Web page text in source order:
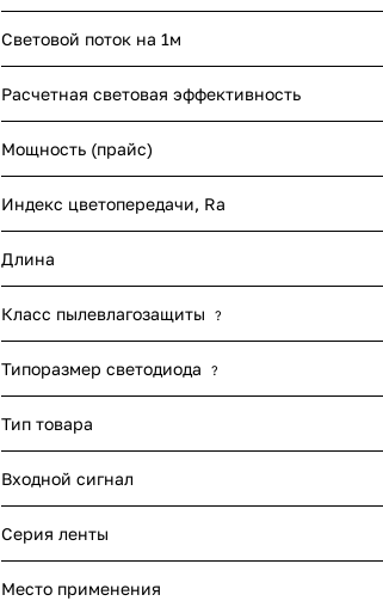
Световой поток на 1м
Расчетная световая эффективность
Мощность (прайс)
Индекс цветопередачи, Ra
Длина
Класс пылевлагозащиты ?
Типоразмер светодиода ?
Тип товара
Входной сигнал
Серия ленты
Место применения